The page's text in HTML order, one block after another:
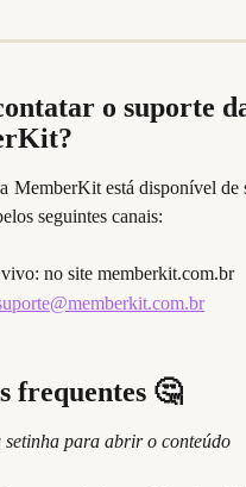
o suporte
MemberKit está disponível de
seguintes canais:
no site memberkit.com.br
frequentes 🤔
setinha para abrir o conteúdo